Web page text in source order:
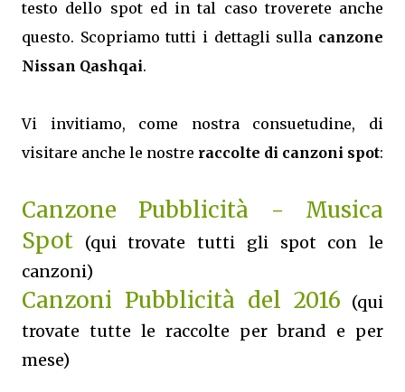
testo dello spot ed in tal caso troverete anche
questo. Scopriamo tutti i dettagli sulla canzone
Nissan Qashqai.
Vi invitiamo, come nostra consuetudine, di
visitare anche le nostre raccolte di canzoni spot:
Canzone Pubblicità - Musica
Spot
(qui trovate tutti gli spot con le
canzoni)
Canzoni Pubblicità del 2016 (qui
trovate tutte le raccolte per brand e per
mese)